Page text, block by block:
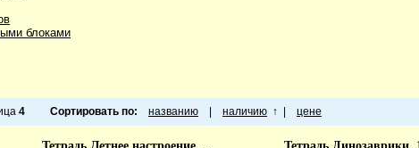
блоками
4 Сортировать по: названию наличию ↑ цене